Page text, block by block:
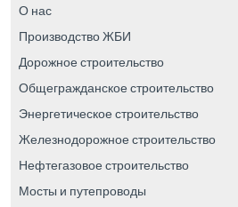
О нас
Производство ЖБИ
Дорожное строительство
Общегражданское строительство
Энергетическое строительство
Железнодорожное строительство
Нефтегазовое строительство
Мосты и путепроводы